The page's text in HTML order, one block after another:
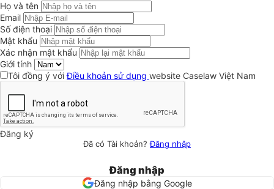
Họ và tên
Email
Số điện thoại
Mật khẩu
Xác nhận mật khẩu
Giới tính
Tôi đồng ý vớiĐiều khoản sử dụng website Caselaw Việt Nam
Đăng ký
Đã có Tài khoản?Đăng nhập
Đăng nhập
Đăng nhập bằng Google